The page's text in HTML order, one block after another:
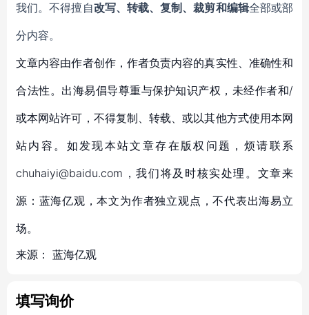
我们。不得擅自改写、转载、复制、裁剪和编辑全部或部
分内容。
文章内容由作者创作，作者负责内容的真实性、准确性和
合法性。出海易倡导尊重与保护知识产权，未经作者和/
或本网站许可，不得复制、转载、或以其他方式使用本网
站内容。如发现本站文章存在版权问题，烦请联系
chuhaiyi@baidu.com，我们将及时核实处理。文章来
源：蓝海亿观，本文为作者独立观点，不代表出海易立
场。
来源： 蓝海亿观
填写询价